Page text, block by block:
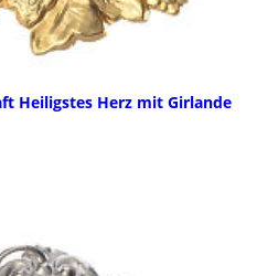
Heiligstes Herz mit Girlande